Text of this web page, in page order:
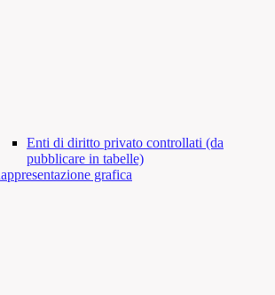
Enti di diritto privato controllati (da
pubblicare in tabelle)
grafica